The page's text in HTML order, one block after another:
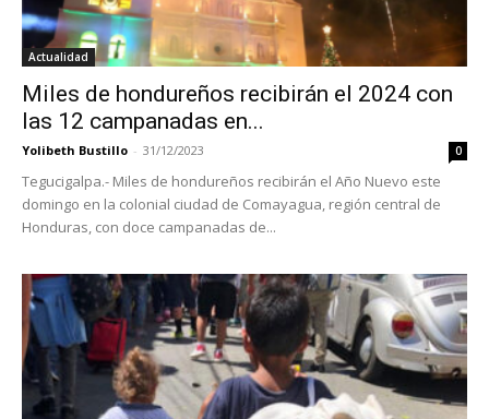
Actualidad
Miles de hondureños recibirán el 2024 con
las 12 campanadas en...
Yolibeth Bustillo - 31/12/2023 0
Tegucigalpa.- Miles de hondureños recibirán el Año Nuevo este
domingo en la colonial ciudad de Comayagua, región central de
Honduras, con doce campanadas de...